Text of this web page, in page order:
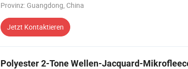
Provinz: Guangdong, China
Jetzt Kontaktieren
Polyester 2-Tone Wellen-Jacquard-